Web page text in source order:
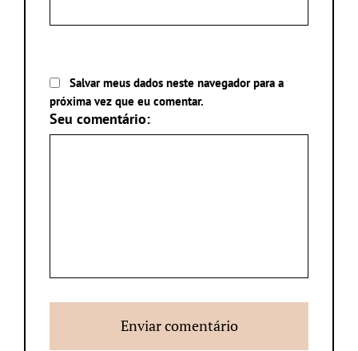
Salvar meus dados neste navegador para a
próxima vez que eu comentar.
Seu comentário: